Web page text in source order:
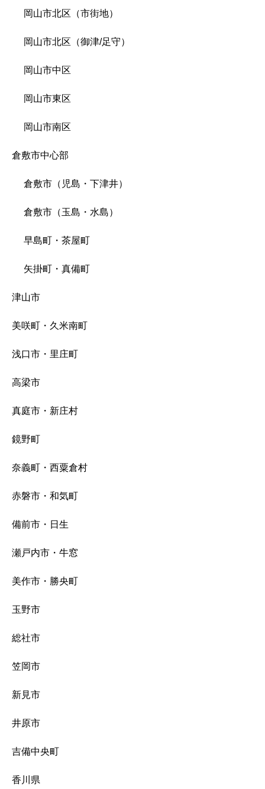
岡山市北区（市街地）
岡山市北区（御津/足守）
岡山市中区
岡山市東区
岡山市南区
倉敷市中心部
倉敷市（児島・下津井）
倉敷市（玉島・水島）
早島町・茶屋町
矢掛町・真備町
津山市
美咲町・久米南町
浅口市・里庄町
高梁市
真庭市・新庄村
鏡野町
奈義町・西粟倉村
赤磐市・和気町
備前市・日生
瀬戸内市・牛窓
美作市・勝央町
玉野市
総社市
笠岡市
新見市
井原市
吉備中央町
香川県